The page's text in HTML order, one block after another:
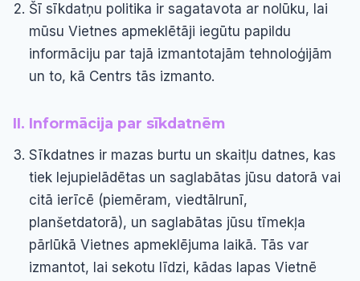
Šī sīkdatņu politika ir sagatavota ar nolūku, lai
mūsu Vietnes apmeklētāji iegūtu papildu
informāciju par tajā izmantotajām tehnoloģijām
un to, kā Centrs tās izmanto.
II. Informācija par sīkdatnēm
Sīkdatnes ir mazas burtu un skaitļu datnes, kas
tiek lejupielādētas un saglabātas jūsu datorā vai
citā ierīcē (piemēram, viedtālrunī,
planšetdatorā), un saglabātas jūsu tīmekļa
pārlūkā Vietnes apmeklējuma laikā. Tās var
izmantot, lai sekotu līdzi, kādas lapas Vietnē